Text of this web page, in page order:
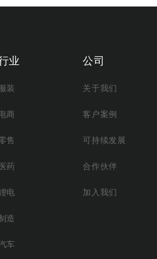
业
装
商
售
药
电
造
车
公司
关于我们
客户案例
可持续发展
合作伙伴
加入我们